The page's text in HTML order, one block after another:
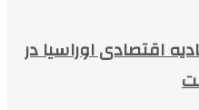
اقتصادی اوراسیا در